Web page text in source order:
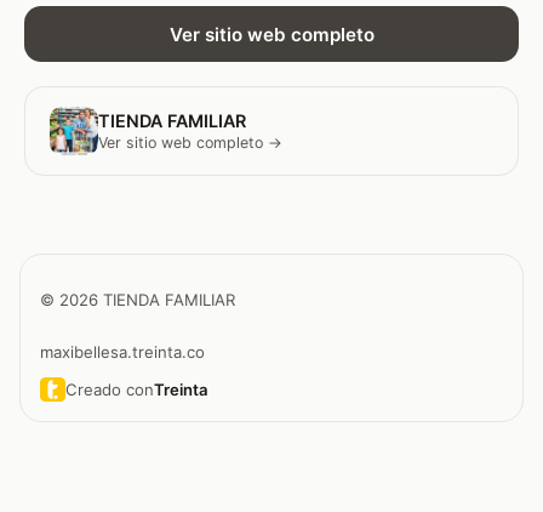
Ver sitio web completo
TIENDA FAMILIAR
Ver sitio web completo →
© 2026 TIENDA FAMILIAR
maxibellesa.treinta.co
Creado conTreinta